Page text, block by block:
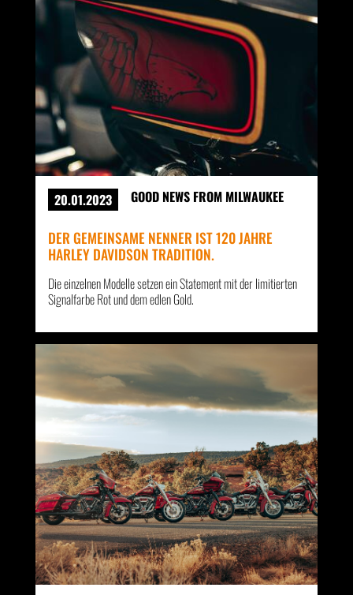
20.01.2023 GOOD NEWS FROM MILWAUKEE
DER GEMEINSAME NENNER IST 120 JAHRE
HARLEY DAVIDSON TRADITION.
Die einzelnen Modelle setzen ein Statement mit der limitierten
Signalfarbe Rot und dem edlen Gold.